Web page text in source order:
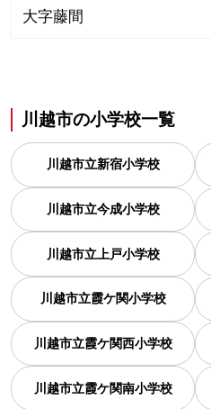
大字藤間
川越市の小学校一覧
川越市立新宿小学校
川越市立今成小学校
川越市立上戸小学校
川越市立霞ケ関小学校
川越市立霞ケ関西小学校
川越市立霞ケ関南小学校